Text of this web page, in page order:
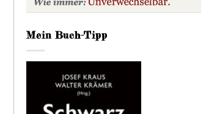
Mein Buch-Tipp